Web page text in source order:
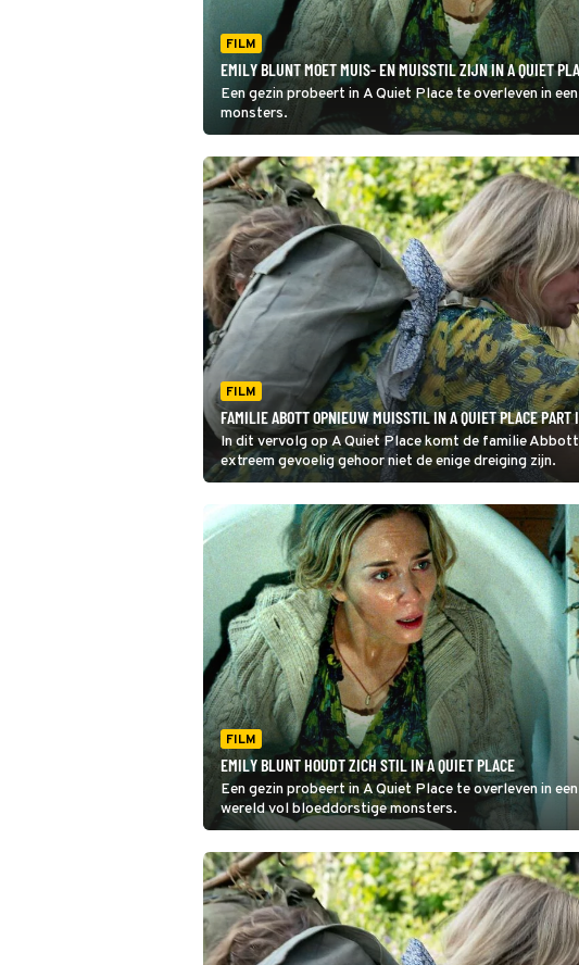
FILM
EMILY BLUNT MOET MUIS- EN MUISSTIL ZIJN IN A QUIET
Een gezin probeert in A Quiet Place te overleven in
monsters.
FILM
FAMILIE ABOTT OPNIEUW MUISSTIL IN A QUIET PLACE PART
In dit vervolg op A Quiet Place komt de familie
extreem gevoelig gehoor niet de enige dreiging zijn.
FILM
EMILY BLUNT HOUDT ZICH STIL IN A QUIET PLACE
Een gezin probeert in A Quiet Place te overleven in een
wereld vol bloeddorstige monsters.